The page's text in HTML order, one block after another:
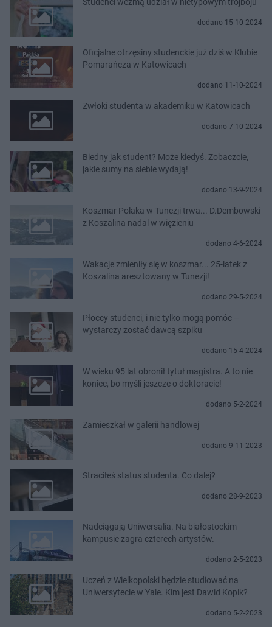
dodano 15-10-2024
Oficjalne otrzęsiny studenckie już dziś w Klubie
Pomarańcza w Katowicach
dodano 11-10-2024
Zwłoki studenta w akademiku w Katowicach
dodano 7-10-2024
Biedny jak student? Może kiedyś. Zobaczcie,
jakie sumy na siebie wydają!
dodano 13-9-2024
Koszmar Polaka w Tunezji trwa... D.Dembowski
z Koszalina nadal w więzieniu
dodano 4-6-2024
Wakacje zmieniły się w koszmar... 25-latek z
Koszalina aresztowany w Tunezji!
dodano 29-5-2024
Płoccy studenci, i nie tylko mogą pomóc –
wystarczy zostać dawcą szpiku
dodano 15-4-2024
W wieku 95 lat obronił tytuł magistra. A to nie
koniec, bo myśli jeszcze o doktoracie!
dodano 5-2-2024
Zamieszkał w galerii handlowej
dodano 9-11-2023
Straciłeś status studenta. Co dalej?
dodano 28-9-2023
Nadciągają Uniwersalia. Na białostockim
kampusie zagra czterech artystów.
dodano 2-5-2023
Uczeń z Wielkopolski będzie studiować na
Uniwersytecie w Yale. Kim jest Dawid Kopik?
dodano 5-2-2023